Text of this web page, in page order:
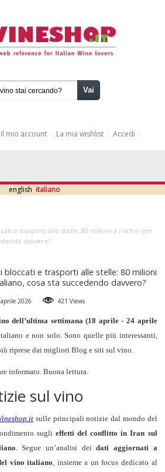
Vai
Il mio account La mia wishlist Accedi
english italiano
e trasporti alle stelle: 80 milioni a rischio per
davvero?
bloccati e trasporti alle stelle: 80 milioni
cosa sta succedendo davvero?
2026 421 Views
dell’ultima settimana (18 aprile - 24 aprile
e non solo. Sono quelle più interessanti,
riprese dai migliori Blog e siti sul vino.
informato. Buona lettura.
sul vino
sulle principali notizie dal mondo del
suglieffetti del conflitto in Iran sul
. Segue un’analisi deidati aggiornati a
vino italiano, insieme a un focus dedicato al